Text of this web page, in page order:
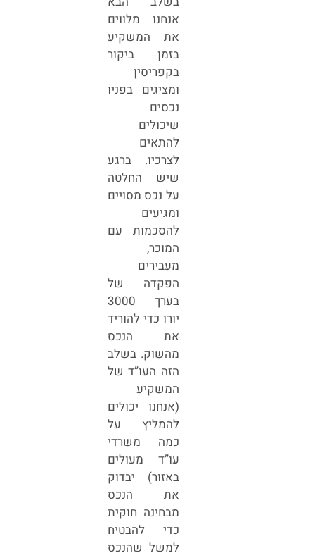
אנחנו מלווים
את המשקיע
בזמן ביקור
בקפריסין
ומציגים בפניו
נכסים
שיכולים
להתאים
לצרכיו. ברגע
שיש החלטה
על נכס מסויים
ומגיעים
להסכמות עם
המוכר,
מעבירים
הפקדה של
בערך 3000
יורו כדי להוריד
את הנכס
מהשוק. בשלב
הזה העו”ד של
המשקיע
(אנחנו יכולים
להמליץ על
כמה משרדי
עו”ד מעולים
באזור) יבדוק
את הנכס
מבחינה חוקית
כדי להבטיח
למשל שהנכס